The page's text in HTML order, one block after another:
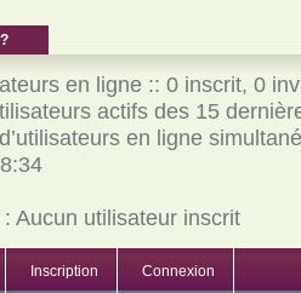
en ligne :: 0 inscrit, 0
actifs des 15
en ligne
Aucun utilisateur inscrit
Inscription Connexion